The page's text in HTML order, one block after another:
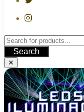
Search
✕